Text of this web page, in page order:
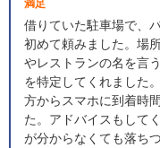
満足
借りていた駐車場で、
初めて頼みました。場
やレストランの名を言
を特定してくれました
方からスマホに到着時
た。アドバイスもして
が分からなくても落ち